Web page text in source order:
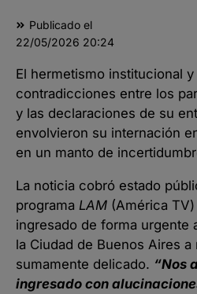
Publicado el
22/05/2026 20:24
El hermetismo institucional
contradicciones entre los
y las declaraciones de su
envolvieron su internación
en un manto de
La noticia cobró estado
programa LAM (América
ingresado de forma urgente
la Ciudad de Buenos Aires
sumamente delicado. “Nos
ingresado con